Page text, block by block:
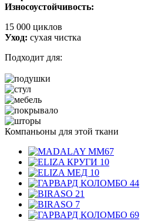
Износоустойчивость:
15 000 циклов
Уход: сухая чистка
Подходит для:
Компаньоны для этой ткани